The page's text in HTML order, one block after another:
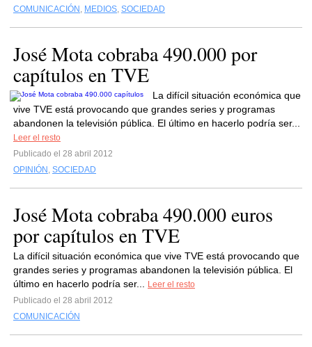
COMUNICACIÓN , MEDIOS, SOCIEDAD
José Mota cobraba 490.000 por
capítulos en TVE
La difícil situación económica que
vive TVE está provocando que grandes series y programas
abandonen la televisión pública. El último en hacerlo podría ser...
Leer el resto
Publicado el 28 abril 2012
OPINIÓN , SOCIEDAD
José Mota cobraba 490.000 euros
por capítulos en TVE
La difícil situación económica que vive TVE está provocando que
grandes series y programas abandonen la televisión pública. El
último en hacerlo podría ser...
Leer el resto
Publicado el 28 abril 2012
COMUNICACIÓN